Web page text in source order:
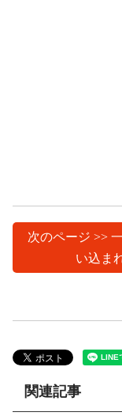
次のページ >>
い込ま
関連記事